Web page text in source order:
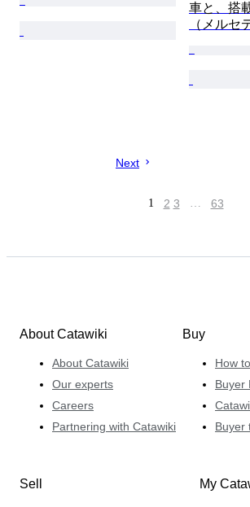
車と、搭
（メルセ
Next
1 2 3 … 63
About Catawiki
About Catawiki
Our experts
Careers
Partnering with Catawiki
Buy
How
Buyer
Buyer
Sell My